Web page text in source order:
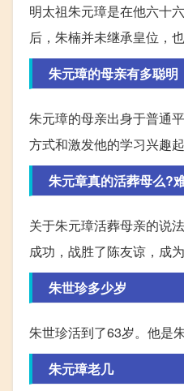
明太祖朱元璋是在他六十
后，朱楠并未继承皇位，
朱元璋的母亲有多聪明
朱元璋的母亲出身于普通
方式和激发他的学习兴趣
朱元章真的活葬母么?
关于朱元璋活葬母亲的说
成功，战胜了陈友谅，成
朱世珍多少岁
朱世珍活到了63岁。他是
朱元璋老几